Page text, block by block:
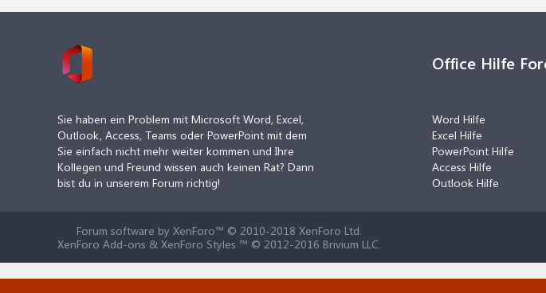
Sie haben ein Problem mit Microsoft Word, Excel,
Outlook, Access, Teams oder PowerPoint mit dem
Sie einfach nicht mehr weiter kommen und Ihre
Kollegen und Freund wissen auch keinen Rat? Dann
bist du in unserem Forum richtig!
Office Hilfe
Word Hilfe
Excel Hilfe
PowerPoint Hilfe
Access Hilfe
Outlook Hilfe
Forum software by XenForo™ © 2010-2018 XenForo Ltd.
XenForo Add-ons & XenForo Styles ™ © 2012-2016 Brivium LLC.